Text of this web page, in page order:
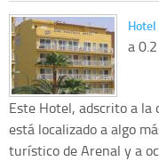
a
Este Hotel, adscrito a la
está localizado a algo
turístico de Arenal y a